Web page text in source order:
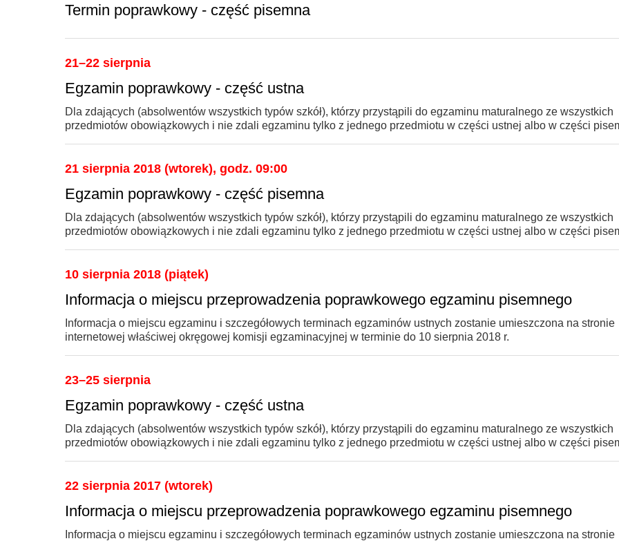
Termin poprawkowy - część pisemna
21–22 sierpnia
Egzamin poprawkowy - część ustna
Dla zdających (absolwentów wszystkich typów szkół), którzy przystąpili do egzaminu maturalnego ze wszystkich
przedmiotów obowiązkowych i nie zdali egzaminu tylko z jednego przedmiotu w części ustnej albo w części
21 sierpnia 2018 (wtorek), godz. 09:00
Egzamin poprawkowy - część pisemna
Dla zdających (absolwentów wszystkich typów szkół), którzy przystąpili do egzaminu maturalnego ze wszystkich
przedmiotów obowiązkowych i nie zdali egzaminu tylko z jednego przedmiotu w części ustnej albo w części
10 sierpnia 2018 (piątek)
Informacja o miejscu przeprowadzenia poprawkowego egzaminu pisemnego
Informacja o miejscu egzaminu i szczegółowych terminach egzaminów ustnych zostanie umieszczona na stronie
internetowej właściwej okręgowej komisji egzaminacyjnej w terminie do 10 sierpnia 2018 r.
23–25 sierpnia
Egzamin poprawkowy - część ustna
Dla zdających (absolwentów wszystkich typów szkół), którzy przystąpili do egzaminu maturalnego ze wszystkich
przedmiotów obowiązkowych i nie zdali egzaminu tylko z jednego przedmiotu w części ustnej albo w części
22 sierpnia 2017 (wtorek)
Informacja o miejscu przeprowadzenia poprawkowego egzaminu pisemnego
Informacja o miejscu egzaminu i szczegółowych terminach egzaminów ustnych zostanie umieszczona na stronie